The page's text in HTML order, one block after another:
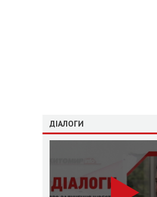
ДІАЛОГИ